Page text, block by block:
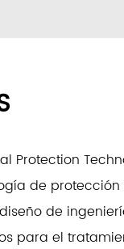
Protection
de
de
para el